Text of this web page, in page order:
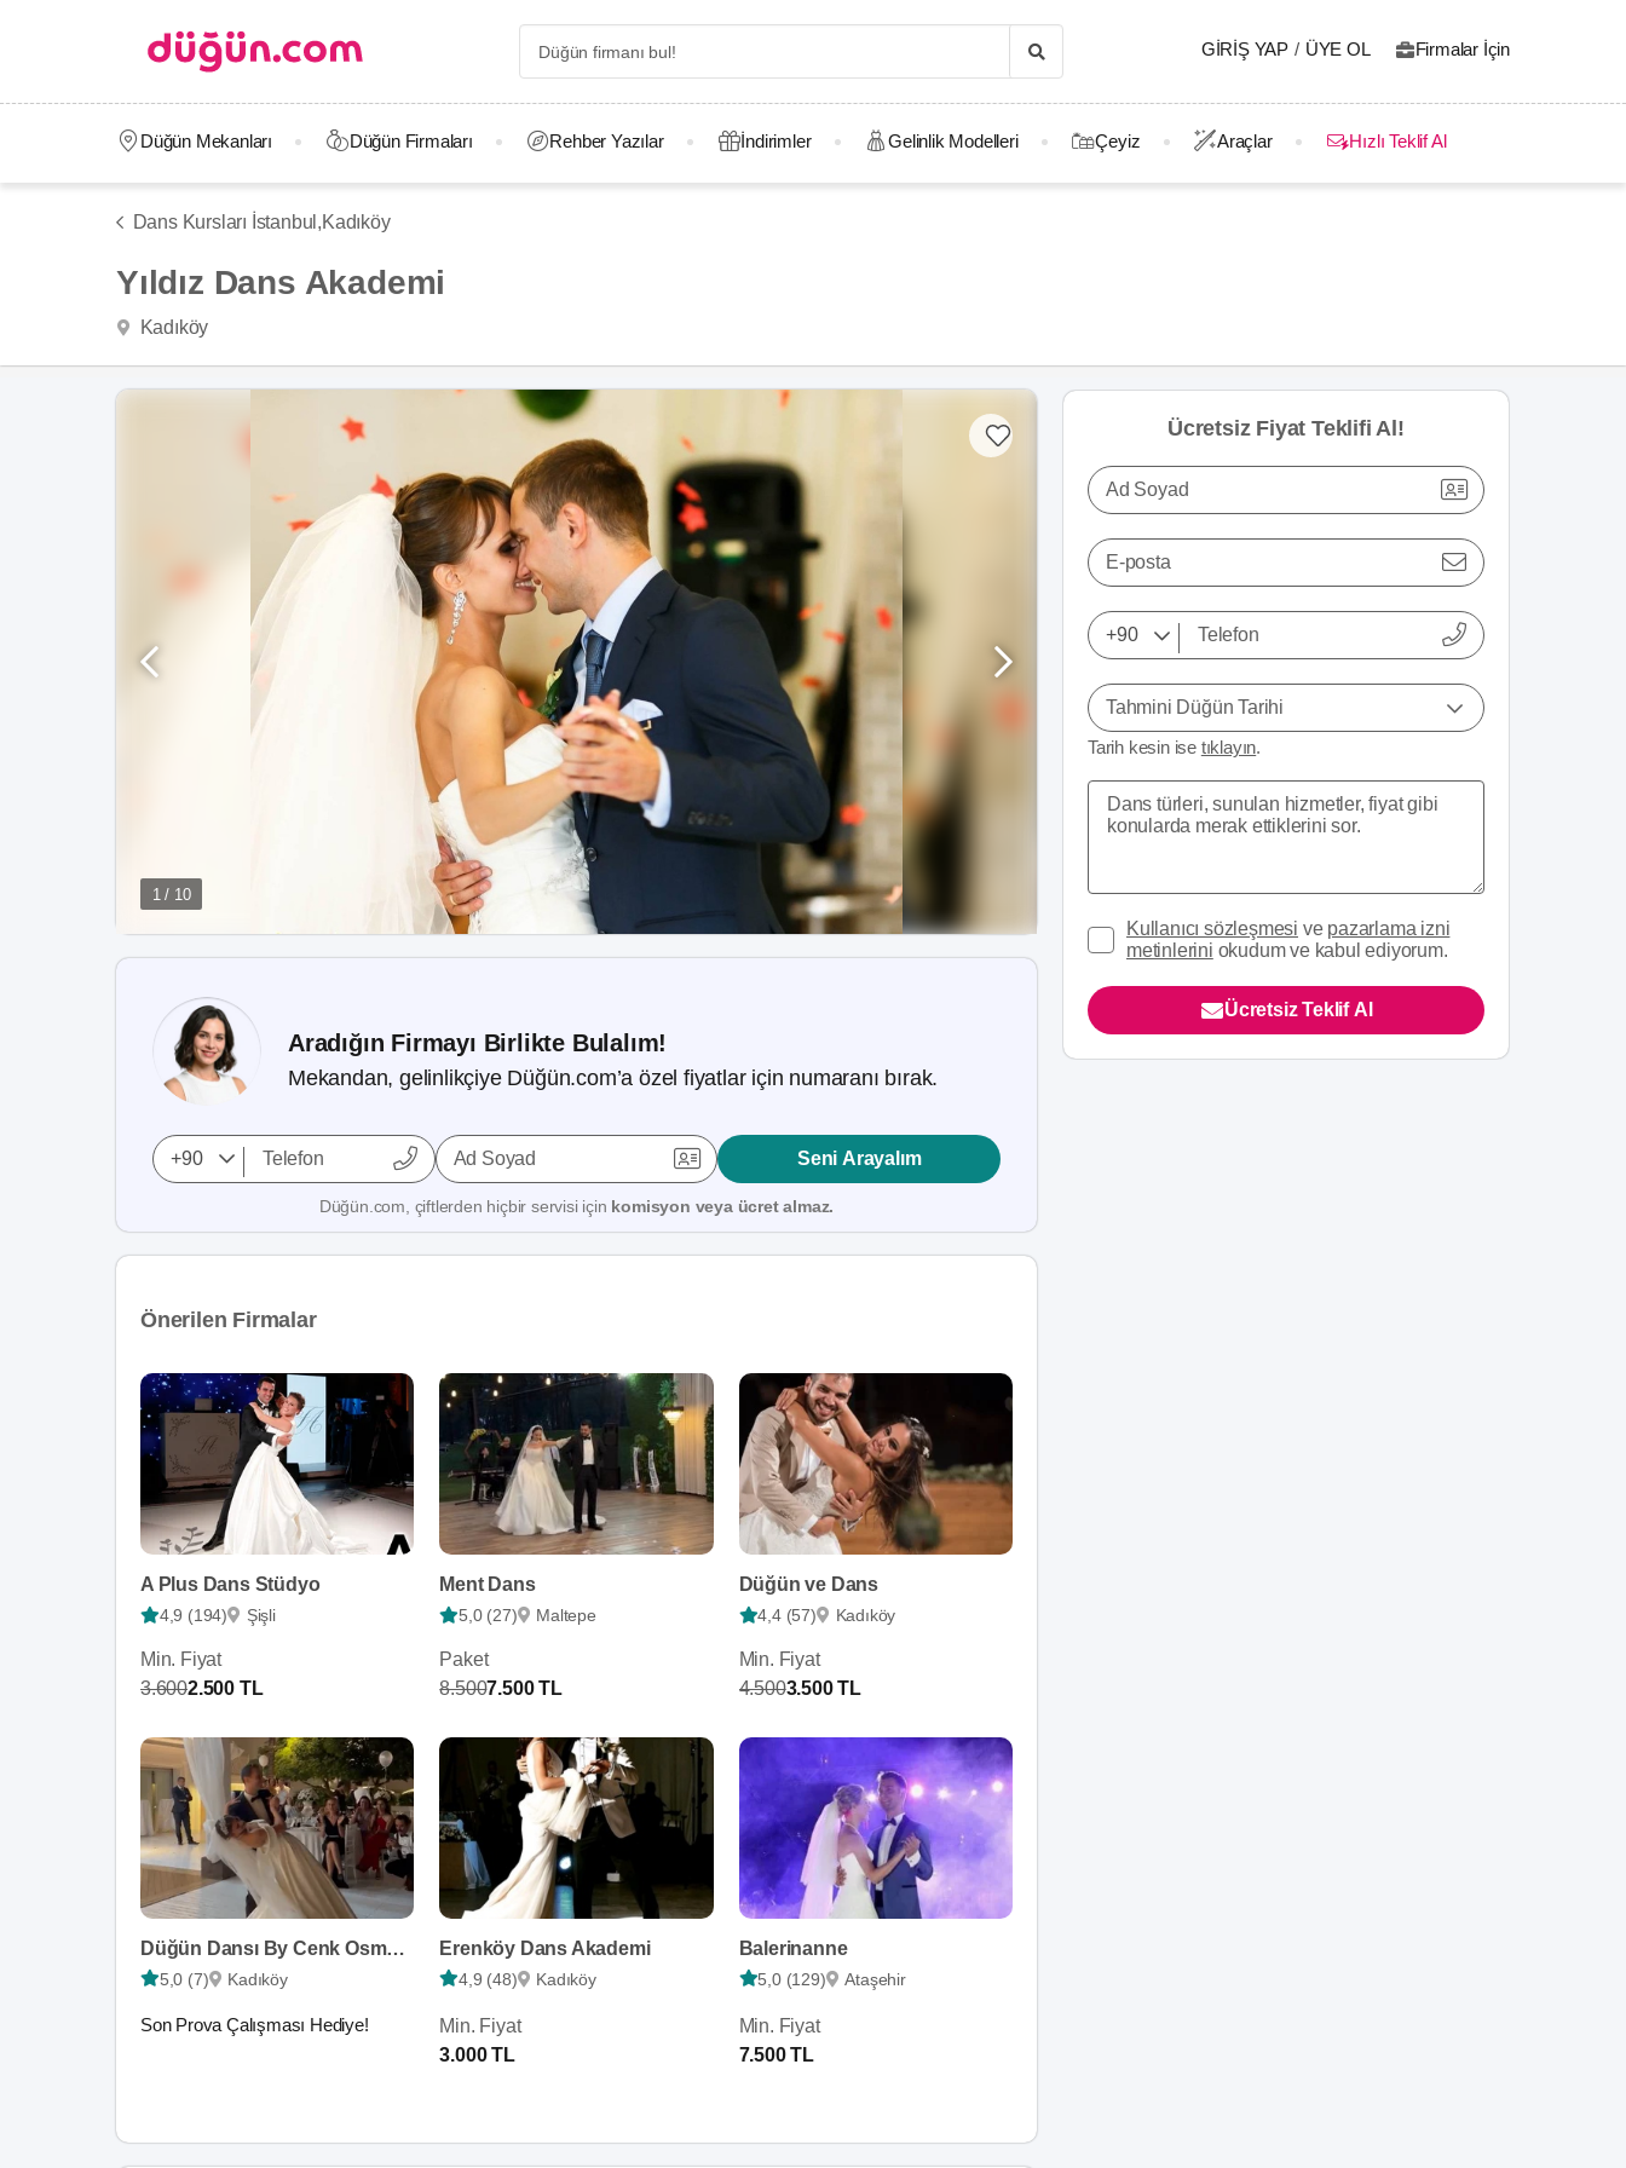
GIRIŞ YAP / ÜYE OL Firmalar İçin
Düğün Mekanları Düğün Firmaları Rehber Yazılar İndirimler Gelinlik Modelleri Çeyiz Araçlar Hızlı Teklif Al
Dans Kursları İstanbul,Kadıköy
Yıldız Dans Akademi
Kadıköy
1 / 10
Aradığın Firmayı Birlikte Bulalım!
Mekandan, gelinlikçiye Düğün.com’a özel fiyatlar için numaranı bırak.
Ad Soyad Seni Arayalım
Düğün.com, çiftlerden hiçbir servisi için komisyon veya ücret almaz.
Önerilen Firmalar
A Plus Dans Stüdyo
4,9 (194) Şişli
Min. Fiyat
3.6002.500 TL
Ment Dans
5,0 (27) Maltepe
Paket
8.5007.500 TL
Düğün ve Dans
4,4 (57) Kadıköy
Min. Fiyat
4.5003.500 TL
Düğün Dansı By Cenk Osman Akçaylı
5,0 (7) Kadıköy
Son Prova Çalışması Hediye!
Erenköy Dans Akademi
4,9 (48) Kadıköy
Min. Fiyat
3.000 TL
Balerinanne
5,0 (129) Ataşehir
Min. Fiyat
7.500 TL
Ücretsiz Fiyat Teklifi Al!
Ad Soyad
E-posta
Tahmini Düğün Tarihi
Tarih kesin ise tıklayın.
Kullanıcı sözleşmesi ve pazarlama izni
metinlerini okudum ve kabul ediyorum.
Ücretsiz Teklif Al